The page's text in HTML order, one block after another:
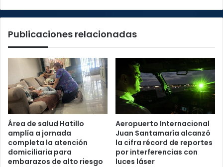
y
de
Publicaciones relacionadas
Área de salud Hatillo
amplía a jornada
completa la atención
domiciliaria para
embarazos de alto riesgo
Aeropuerto Internacional
Juan Santamaría alcanzó
la cifra récord de reportes
por interferencias con
luces láser